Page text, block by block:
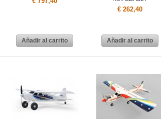
Añadir al carrito
€ 262,40
Añadir al carrito